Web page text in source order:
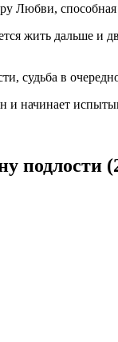
Любви,
дальше и
судьба в
начинает
подлости